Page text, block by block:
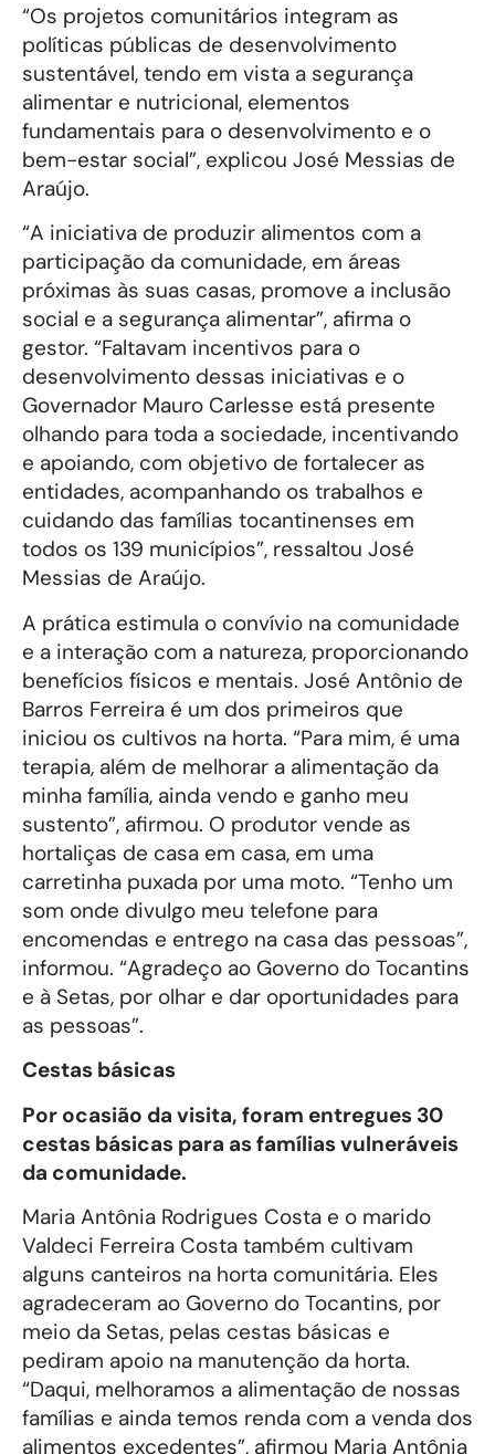
“Os projetos comunitários integram as
políticas públicas de desenvolvimento
sustentável, tendo em vista a segurança
alimentar e nutricional, elementos
fundamentais para o desenvolvimento e o
bem-estar social”, explicou José Messias de
Araújo.
“A iniciativa de produzir alimentos com a
participação da comunidade, em áreas
próximas às suas casas, promove a inclusão
social e a segurança alimentar”, afirma o
gestor. “Faltavam incentivos para o
desenvolvimento dessas iniciativas e o
Governador Mauro Carlesse está presente
olhando para toda a sociedade, incentivando
e apoiando, com objetivo de fortalecer as
entidades, acompanhando os trabalhos e
cuidando das famílias tocantinenses em
todos os 139 municípios”, ressaltou José
Messias de Araújo.
A prática estimula o convívio na comunidade
e a interação com a natureza, proporcionando
benefícios físicos e mentais. José Antônio de
Barros Ferreira é um dos primeiros que
iniciou os cultivos na horta. “Para mim, é uma
terapia, além de melhorar a alimentação da
minha família, ainda vendo e ganho meu
sustento”, afirmou. O produtor vende as
hortaliças de casa em casa, em uma
carretinha puxada por uma moto. “Tenho um
som onde divulgo meu telefone para
encomendas e entrego na casa das pessoas”,
informou. “Agradeço ao Governo do Tocantins
e à Setas, por olhar e dar oportunidades para
as pessoas”.
Cestas básicas
Por ocasião da visita, foram entregues 30
cestas básicas para as famílias vulneráveis
da comunidade.
Maria Antônia Rodrigues Costa e o marido
Valdeci Ferreira Costa também cultivam
alguns canteiros na horta comunitária. Eles
agradeceram ao Governo do Tocantins, por
meio da Setas, pelas cestas básicas e
pediram apoio na manutenção da horta.
“Daqui, melhoramos a alimentação de nossas
famílias e ainda temos renda com a venda dos
alimentos excedentes”, afirmou Maria Antônia